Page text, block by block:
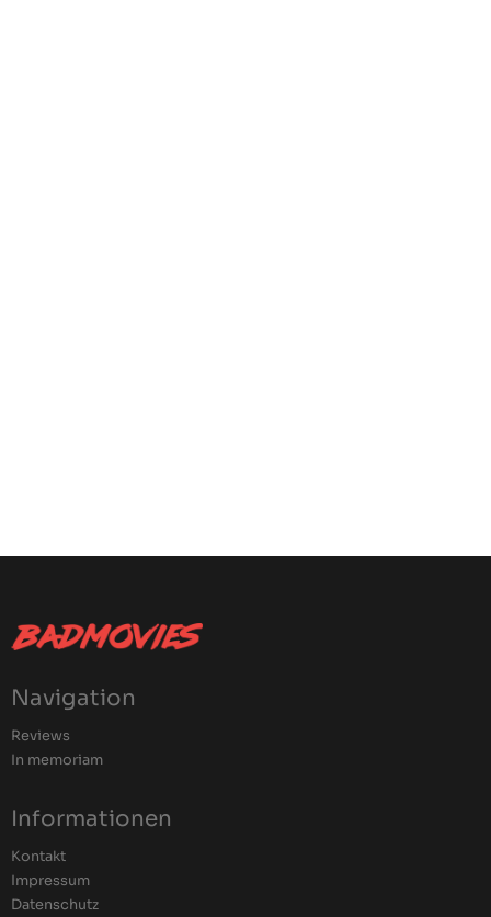
Navigation
Reviews
In memoriam
Informationen
Kontakt
Impressum
Datenschutz